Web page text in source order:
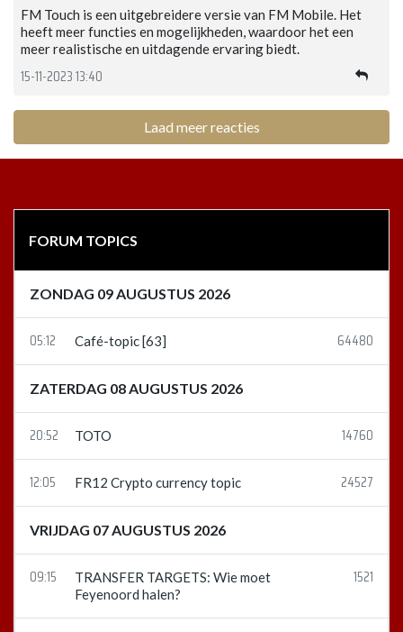
FM Touch is een uitgebreidere versie van FM Mobile. Het
heeft meer functies en mogelijkheden, waardoor het een
meer realistische en uitdagende ervaring biedt.
15-11-2023 13:40
Laad meer reacties
FORUM TOPICS
ZONDAG 09 AUGUSTUS 2026
05:12 Café-topic [63] 64480
ZATERDAG 08 AUGUSTUS 2026
20:52 TOTO 14760
12:05 FR12 Crypto currency topic 24527
VRIJDAG 07 AUGUSTUS 2026
09:15
TRANSFER TARGETS: Wie moet
Feyenoord halen?
1521